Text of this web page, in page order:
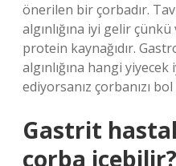
önerilen bir çorbadır.
algınlığına iyi gelir
protein kaynağıdır.
algınlığına hangi
ediyorsanız çorbanızı
Gastrit
çorba içebilir?